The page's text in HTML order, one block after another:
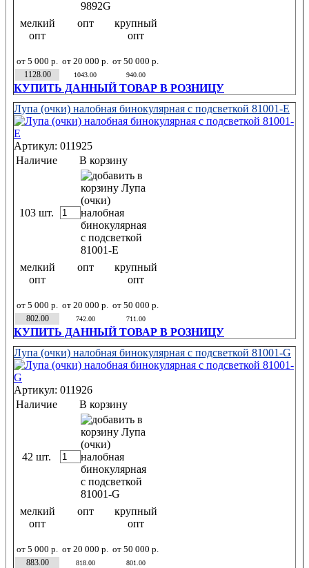
мелкий
опт
от 5 000 р.
опт
от 20 000 р.
крупный
опт
от 50 000 р.
1128.00
1043.00 940.00
КУПИТЬ ДАННЫЙ ТОВАР В РОЗНИЦУ
Лупа (очки) налобная бинокулярная с подсветкой 81001-E
Артикул: 011925
Наличие
В корзину
103 шт.
мелкий
опт
от 5 000 р.
опт
от 20 000 р.
крупный
опт
от 50 000 р.
802.00
742.00 711.00
КУПИТЬ ДАННЫЙ ТОВАР В РОЗНИЦУ
Лупа (очки) налобная бинокулярная с подсветкой 81001-G
Артикул: 011926
Наличие
В корзину
42 шт.
мелкий
опт
от 5 000 р.
опт
от 20 000 р.
крупный
опт
от 50 000 р.
883.00
818.00 801.00